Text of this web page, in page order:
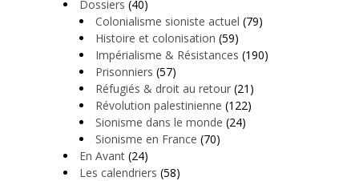
Dossiers (40)
Colonialisme sioniste actuel (79)
Histoire et colonisation (59)
Impérialisme & Résistances (190)
Prisonniers (57)
Réfugiés & droit au retour (21)
Révolution palestinienne (122)
Sionisme dans le monde (24)
Sionisme en France (70)
En Avant (24)
Les calendriers (58)